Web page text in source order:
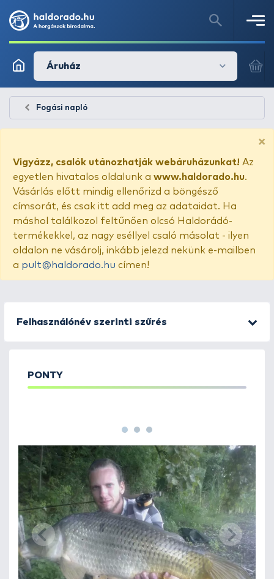
Áruház
Fogási napló
×
Vigyázz, csalók utánozhatják webáruházunkat! Az
egyetlen hivatalos oldalunk a www.haldorado.hu.
Vásárlás előtt mindig ellenőrizd a böngésző
címsorát, és csak itt add meg az adataidat. Ha
máshol találkozol feltűnően olcsó Haldorádó-
termékekkel, az nagy eséllyel csaló másolat - ilyen
oldalon ne vásárolj, inkább jelezd nekünk e-mailben
a pult@haldorado.hu címen!
Felhasználónév szerinti szűrés
PONTY
1 2